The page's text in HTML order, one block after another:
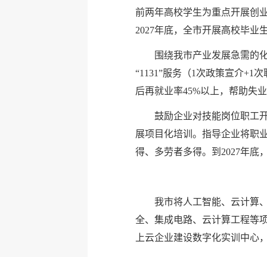
前两年高校学生为重点开展创
2027年底，全市开展高校毕业
围绕我市产业发展急需的
“1131”服务（1次政策宣介+1
后再就业率45%以上，帮助失
鼓励企业对技能岗位职工
展项目化培训。指导企业将职
得、多劳者多得。到2027年底
我市将人工智能、云计算
全、集成电路、云计算工程等
上云企业建设数字化实训中